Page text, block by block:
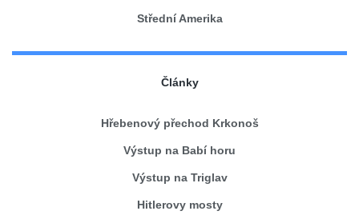
Střední Amerika
Články
Hřebenový přechod Krkonoš
Výstup na Babí horu
Výstup na Triglav
Hitlerovy mosty